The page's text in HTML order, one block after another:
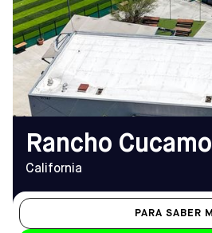
Cómo llegar
TELÉFONO
(909) 774-1130
ranchocucamonga@sofive.com
Rancho
California
PARA SABER